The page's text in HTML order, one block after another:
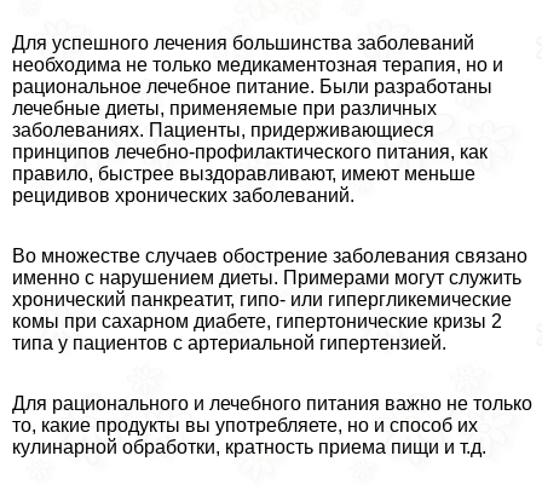
Для успешного лечения большинства заболеваний
необходима не только медикаментозная терапия, но и
рациональное лечебное питание. Были разработаны
лечебные диеты, применяемые при различных
заболеваниях. Пациенты, придерживающиеся
принципов лечебно-профилактического питания, как
правило, быстрее выздоравливают, имеют меньше
рецидивов хронических заболеваний.
Во множестве случаев обострение заболевания связано
именно с нарушением диеты. Примерами могут служить
хронический панкреатит, гипо- или гипергликемические
комы при сахарном диабете, гипертонические кризы 2
типа у пациентов с артериальной гипертензией.
Для рационального и лечебного питания важно не только
то, какие продукты вы употрeбляете, но и способ их
кулинарной обработки, кратность приема пищи и т.д.